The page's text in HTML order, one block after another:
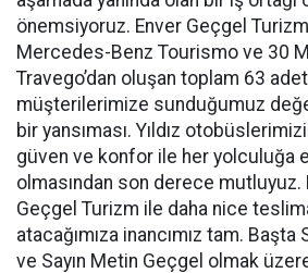
önemsiyoruz. Enver Geçgel
Mercedes-Benz Tourismo ve 30
Travego’dan oluşan toplam 63 adet
müşterilerimize sunduğumuz
bir yansıması. Yıldız
güven ve konfor ile her yolculuğa
olmasından son derece mutluyuz.
Geçgel Turizm ile daha nice
atacağımıza inancımız tam. Başta
ve Sayın Metin Geçgel olmak